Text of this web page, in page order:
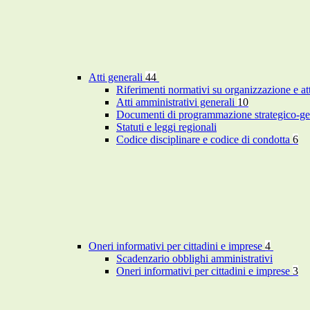
Atti generali 44
Riferimenti normativi su organizzazione e
Atti amministrativi generali 10
Documenti di programmazione strategico-
Statuti e leggi regionali
Codice disciplinare e codice di condotta 6
Oneri informativi per cittadini e imprese 4
Scadenzario obblighi amministrativi
Oneri informativi per cittadini e imprese 3